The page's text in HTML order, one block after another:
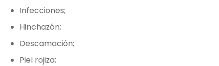
Infecciones;
Hinchazón;
Descamación;
Piel rojiza;